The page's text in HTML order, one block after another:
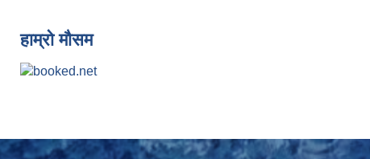
हाम्रो मौसम